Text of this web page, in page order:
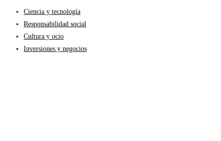
Ciencia y tecnología
Responsabilidad social
Cultura y ocio
Inversiones y negocios